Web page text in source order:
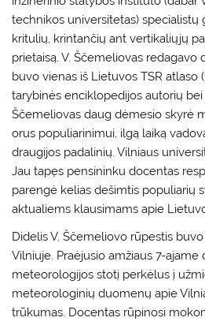
technikos universitetas) specialistų
kritulių, krintančių ant vertikaliųjų
prietaisą. V. Ščemeliovas
buvo vienas iš Lietuvos TSR atlaso
tarybinės enciklopedijos autorių bei
Ščemeliovas daug dėmesio skyrė
orus populiarinimui, ilgą laiką
draugijos padalinių. Vilniaus
Jau tapęs pensininku docentas
parengė kelias dešimtis populiarių
aktualiems klausimams apie
Didelis V. Ščemeliovo rūpestis
Vilniuje. Praėjusio amžiaus 7-
meteorologijos stotį perkėlus į
meteorologinių duomenų apie
trūkumas. Docentas rūpinosi